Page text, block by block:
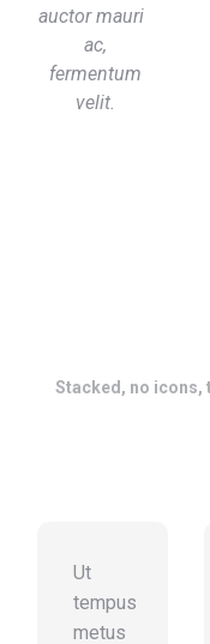
auctor mauris
ac,
fermentum
velit.
Stacked, no icons,
Ut
tempus
metus